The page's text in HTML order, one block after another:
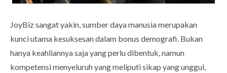
JoyBiz sangat yakin, sumber daya manusia merupakan
kunci utama kesuksesan dalam bonus demografi. Bukan
hanya keahliannya saja yang perlu dibentuk, namun
kompetensi menyeluruh yang meliputi sikap yang unggul,